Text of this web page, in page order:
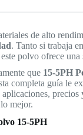
de alto
. Tanto si trabaja
polvo ofrece
que 15-5PH
completa guía le
aplicaciones,
mejor.
15-5PH